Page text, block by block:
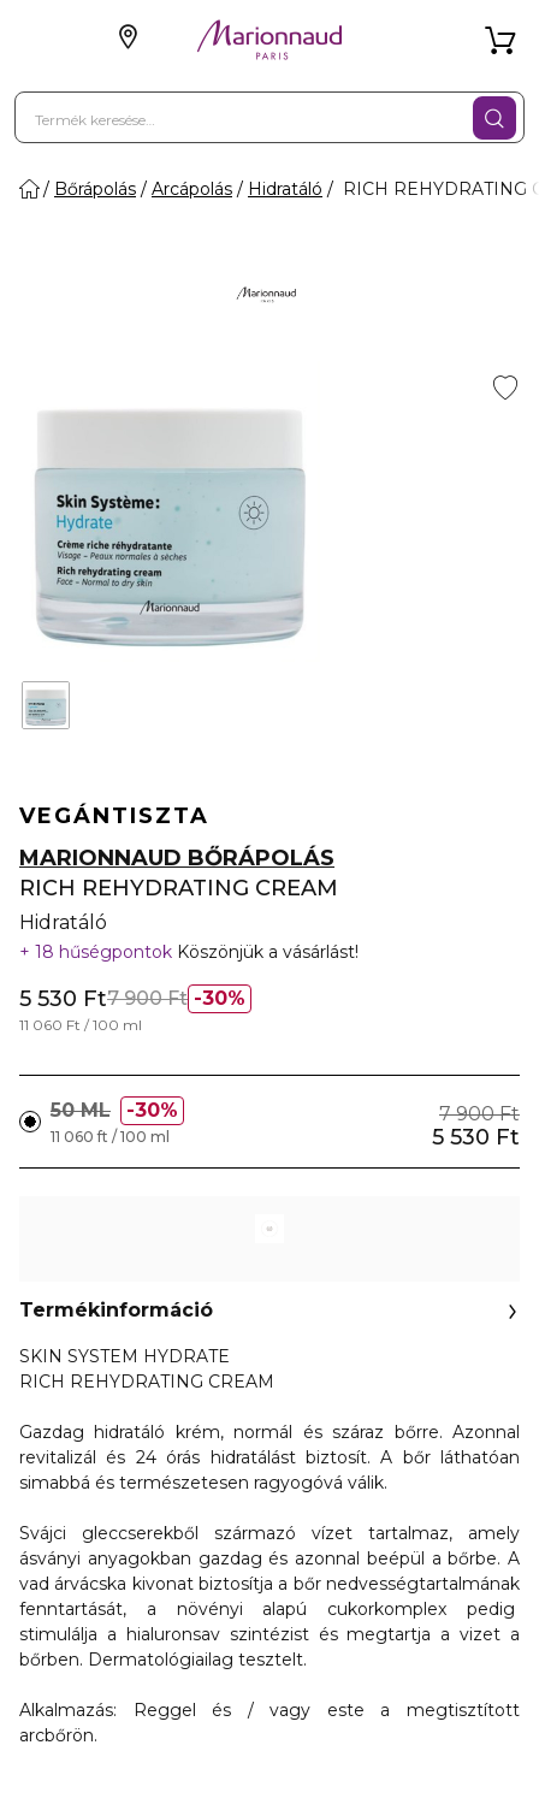
Bőrápolás Arcápolás Hidratáló RICH REHYDRATING
VEGÁNTISZTA
MARIONNAUD BŐRÁPOLÁS
RICH REHYDRATING CREAM
Hidratáló
18 hűségpontok Köszönjük a vásárlást!
30%
5 530 Ft7 900 Ft
11 060 Ft / 100 ml
50 ML 30% 7 900 Ft
5 530 Ft
11 060 ft / 100 ml
Termékinformáció
SKIN SYSTEM HYDRATE
RICH REHYDRATING CREAM
Gazdag hidratáló krém, normál és száraz bőrre. Azonnal
revitalizál és 24 órás hidratálást biztosít. A bőr láthatóan
simabbá és természetesen ragyogóvá válik.
Svájci gleccserekből származó vízet tartalmaz, amely
ásványi anyagokban gazdag és azonnal beépül a bőrbe. A
vad árvácska kivonat biztosítja a bőr nedvességtartalmának
fenntartását, a növényi alapú cukorkomplex pedig
stimulálja a hialuronsav szintézist és megtartja a vizet a
bőrben. Dermatológiailag tesztelt.
Alkalmazás: Reggel és / vagy este a megtisztított
arcbőrön.